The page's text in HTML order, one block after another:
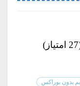
بدون بوراکس